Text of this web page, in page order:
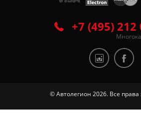
+7 (495) 212
© Автолегион 2026. Все